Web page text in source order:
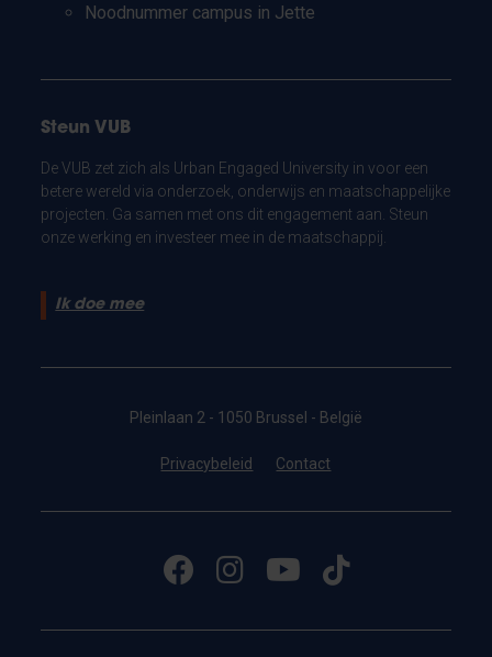
Noodnummer campus in Jette
Steun VUB
De VUB zet zich als Urban Engaged University in voor een
betere wereld via onderzoek, onderwijs en maatschappelijke
projecten. Ga samen met ons dit engagement aan. Steun
onze werking en investeer mee in de maatschappij.
Ik doe mee
Pleinlaan 2 - 1050 Brussel - België
Privacybeleid Contact